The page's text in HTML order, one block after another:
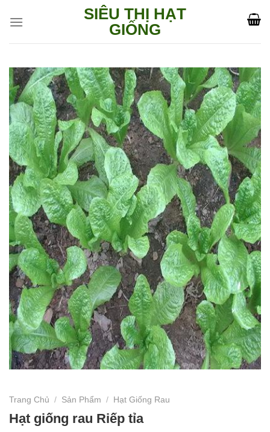
SIÊU THỊ HẠT
GIỐNG
Trang Chủ / Sản Phẩm / Hạt Giống Rau
Hạt giống rau Riếp tỉa